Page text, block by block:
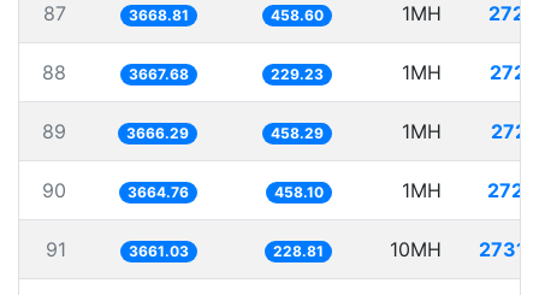
87 3668.81 458.60 1MH
88 3667.68 229.23 1MH
89 3666.29 458.29 1MH
90 3664.76 458.10 1MH
91 3661.03 228.81 10MH